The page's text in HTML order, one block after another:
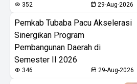
352 29-Aug-2026
Pemkab Tubaba Pacu Akselerasi
Sinergikan Program
Pembangunan Daerah di
Semester II 2026
346 29-Aug-2026